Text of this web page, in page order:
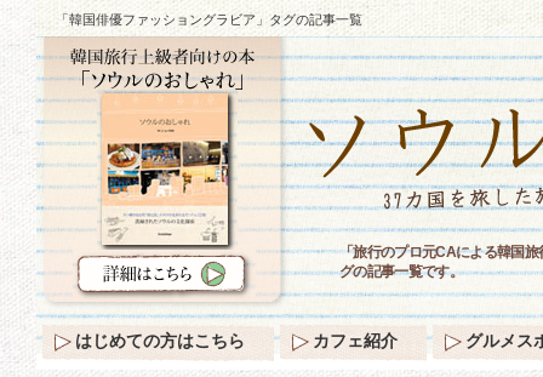
「韓国俳優ファッショングラビア」タグの記事一覧
「旅行のプロ元CAによる韓国
グの記事一覧です。
はじめての方はこちら カフェ紹介 グルメス